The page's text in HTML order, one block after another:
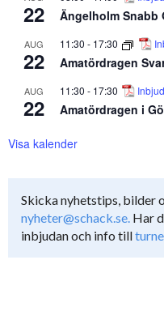
22 Ängelholm Snabb
AUG
22
11:30 - 17:30
Amatördragen
AUG
22
11:30 - 17:30
Amatördragen i
Visa kalender
Skicka nyhetstips, bilder
nyheter@schack.se. Har
inbjudan och info till